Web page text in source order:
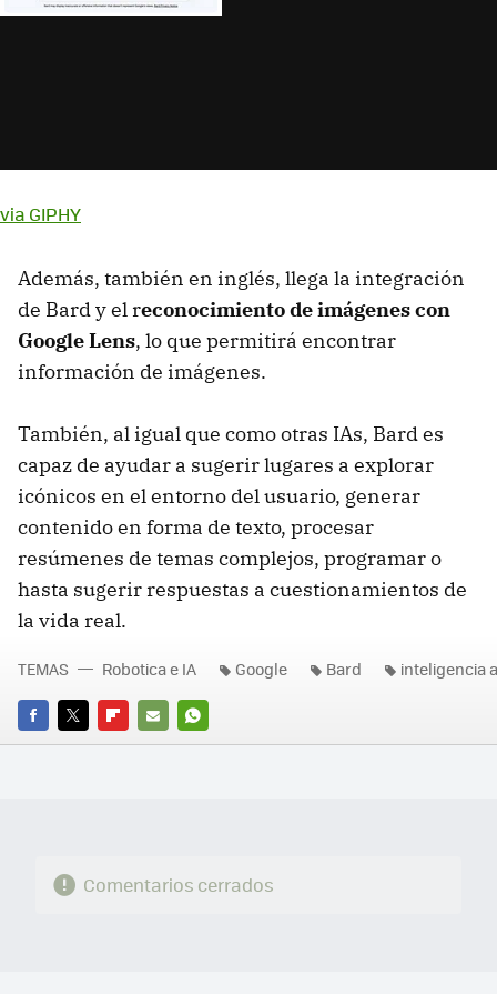
via GIPHY
Además, también en inglés, llega la integración
de Bard y el reconocimiento de imágenes con
Google Lens, lo que permitirá encontrar
información de imágenes.
También, al igual que como otras IAs, Bard es
capaz de ayudar a sugerir lugares a explorar
icónicos en el entorno del usuario, generar
contenido en forma de texto, procesar
resúmenes de temas complejos, programar o
hasta sugerir respuestas a cuestionamientos de
la vida real.
FACEBOOK
TWITTERFLIPBOARD
E-
WHATSAPP
TEMAS Robotica e IA Google Bard inteligencia
Comentarios cerrados